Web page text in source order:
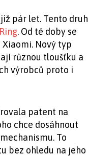
pár let. Tento druh
. Od té doby se
Nový typ
různou tloušťku a
výrobců proto i
patent na
chce dosáhnout
To
bez ohledu na jeho